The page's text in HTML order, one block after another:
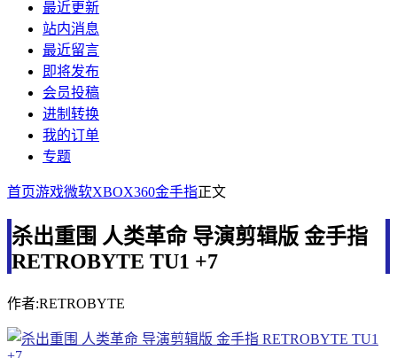
最近更新
站内消息
最近留言
即将发布
会员投稿
进制转换
我的订单
专题
首页游戏微软XBOX360金手指正文
杀出重围 人类革命 导演剪辑版 金手指
RETROBYTE TU1 +7
作者:RETROBYTE